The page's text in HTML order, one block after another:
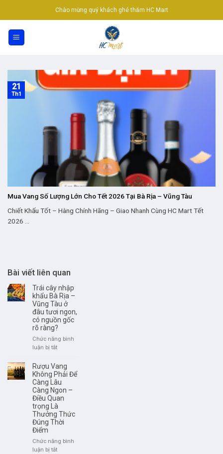
to
content
Chào mừng quý khách ghé thăm HC Mart
Mua Vang Số Lượng Lớn Cho Tết 2026 Tại Bà Rịa – Vũng Tàu
Chiết Khấu Tốt – Hàng Chính Hãng – Giao Nhanh Cùng HC Mart Tết
2026 ...
21
Th1
Bài viết liên quan
Trái cây nhập
khẩu Bà Rịa –
Vũng Tàu ở
đâu tươi ngon,
có nguồn gốc
rõ ràng?
Chức năng bình
luận bị tắtở
cây
nhập
khẩu
Bà
Rịa
–
Vũng
Tàu
đâu
tươi
Rượu Vang
Không Phải Để
Càng Lâu
Càng Ngon –
Điều Quan
trọng Là
Thưởng Thức
Đúng Thời
Điểm
Chức năng bình
luận bị tắtở